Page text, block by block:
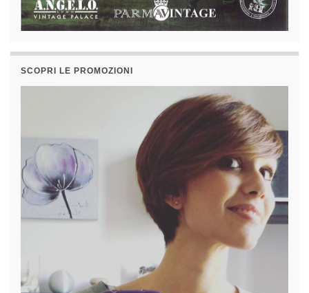
SCOPRI LE PROMOZIONI